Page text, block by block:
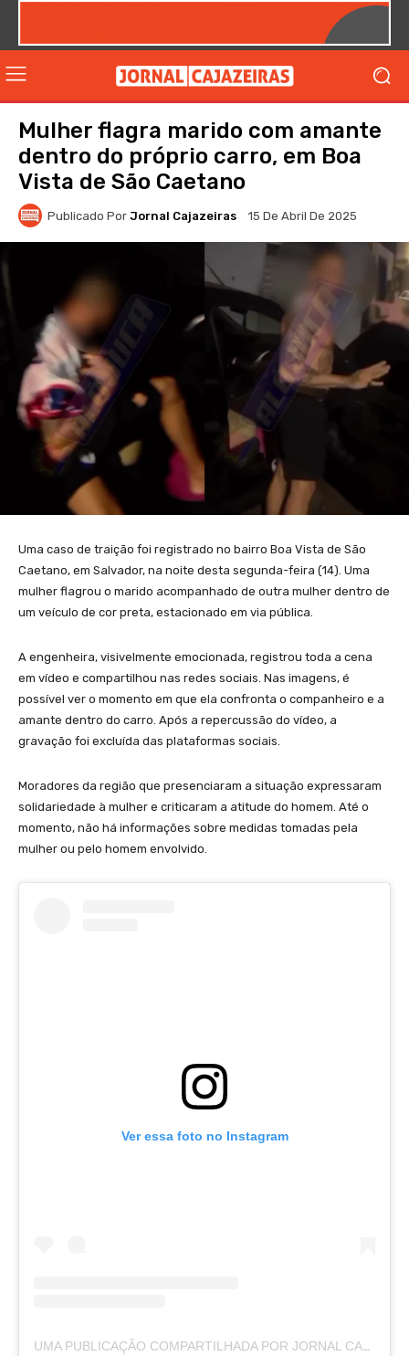
Mulher flagra marido com amante
dentro do próprio carro, em Boa
Vista de São Caetano
Publicado Por Jornal Cajazeiras 15 De Abril De 2025
Uma caso de traição foi registrado no bairro Boa Vista de São
Caetano, em Salvador, na noite desta segunda-feira (14). Uma
mulher flagrou o marido acompanhado de outra mulher dentro de
um veículo de cor preta, estacionado em via pública.
A engenheira, visivelmente emocionada, registrou toda a cena
em vídeo e compartilhou nas redes sociais. Nas imagens, é
possível ver o momento em que ela confronta o companheiro e a
amante dentro do carro. Após a repercussão do vídeo, a
gravação foi excluída das plataformas sociais.
Moradores da região que presenciaram a situação expressaram
solidariedade à mulher e criticaram a atitude do homem. Até o
momento, não há informações sobre medidas tomadas pela
mulher ou pelo homem envolvido.
Ver essa foto no Instagram
UMA PUBLICAÇÃO COMPARTILHADA POR JORNAL CAJAZEIRAS (@JORNALCAJAZEIRAS)